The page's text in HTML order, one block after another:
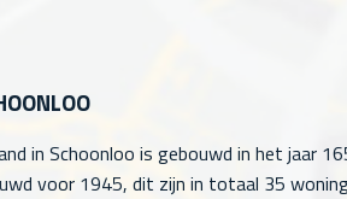
in Schoonloo is gebouwd in het jaar
voor 1945, dit zijn in totaal 35